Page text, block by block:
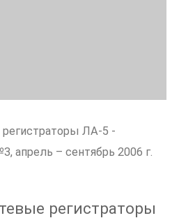
ЛА-5 -
– сентябрь 2006 г.
регистраторы